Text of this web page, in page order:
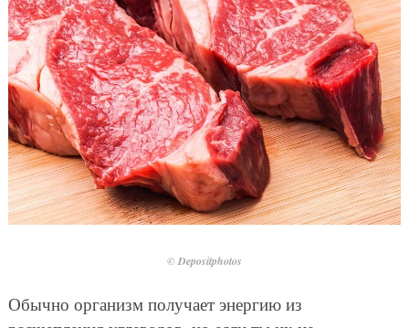
© Depositphotos
Обычно организм получает энергию из